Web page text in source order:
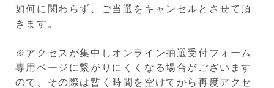
如何に関わらず、ご当選をキャンセルとさせて頂
きます。
※アクセスが集中しオンライン抽選受付フォーム
専用ページに繋がりにくくなる場合がございます
ので、その際は暫く時間を空けてから再度アクセ